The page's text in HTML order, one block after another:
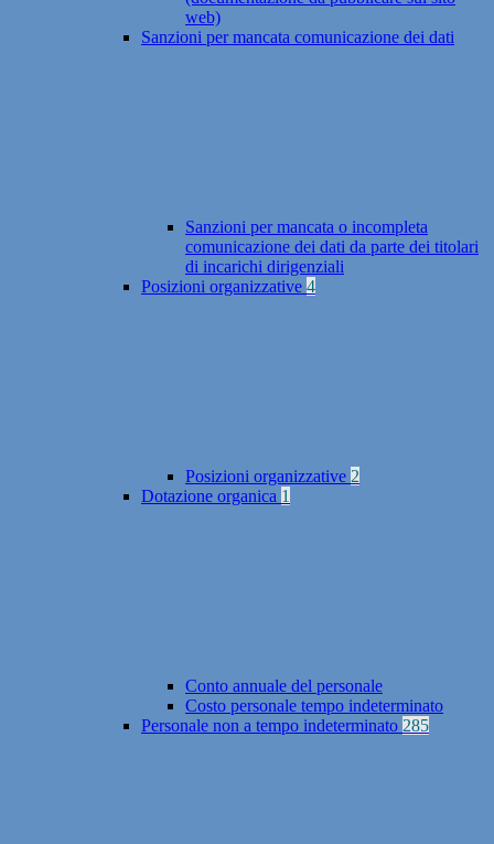
web)
Sanzioni per mancata comunicazione dei dati
Sanzioni per mancata o incompleta
comunicazione dei dati da parte dei titolari
di incarichi dirigenziali
Posizioni organizzative 4
Posizioni organizzative 2
Dotazione organica 1
Conto annuale del personale
Costo personale tempo indeterminato
Personale non a tempo indeterminato 285